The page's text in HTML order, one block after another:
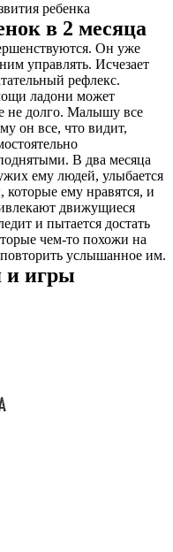
ребенка
в 2 месяца
Он уже
управлять. Исчезает
рефлекс.
ладони может
не долго. Малышу все
он все, что видит,
В два месяца
ему людей, улыбается
ему нравятся, и
движущиеся
и пытается достать
чем-то похожи на
услышанное им.
и игры